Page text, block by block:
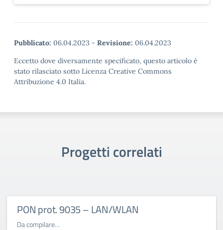
Pubblicato: 06.04.2023 - Revisione: 06.04.2023
Eccetto dove diversamente specificato, questo articolo è
stato rilasciato sotto Licenza Creative Commons
Attribuzione 4.0 Italia.
Progetti correlati
PON prot. 9035 – LAN/WLAN
Da compilare…